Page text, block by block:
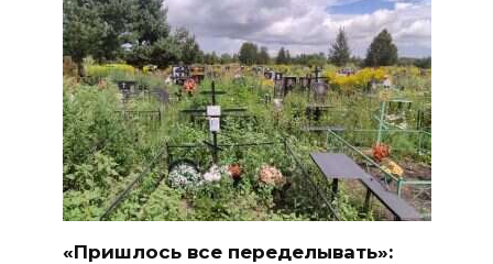
«Пришлось все переделывать»: